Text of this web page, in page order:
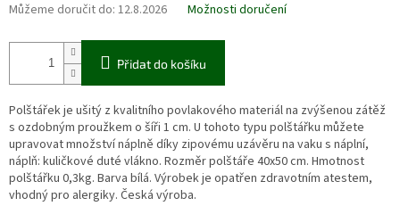
Můžeme doručit do: 12.8.2026 Možnosti doručení
Přidat do košíku
Polštářek je ušitý z kvalitního povlakového materiál na zvýšenou zátěž
s ozdobným proužkem o šíři 1 cm. U tohoto typu polštářku můžete
upravovat množství náplně díky zipovému uzávěru na vaku s náplní,
náplň: kuličkové duté vlákno. Rozměr polštáře 40x50 cm. Hmotnost
polštářku 0,3kg. Barva bílá. Výrobek je opatřen zdravotním atestem,
vhodný pro alergiky. Česká výroba.